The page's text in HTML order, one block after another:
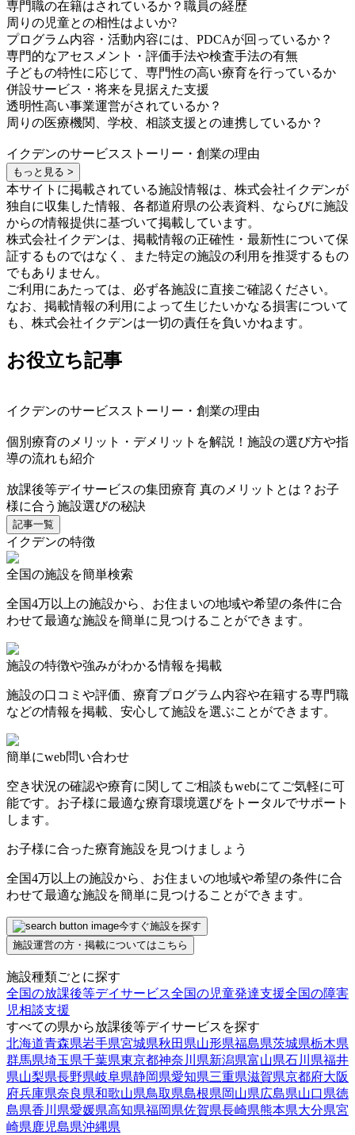
専門職の在籍はされているか？職員の経歴
周りの児童との相性はよいか?
プログラム内容・活動内容には、PDCAが回っているか？
専門的なアセスメント・評価手法や検査手法の有無
子どもの特性に応じて、専門性の高い療育を行っているか
併設サービス・将来を見据えた支援
透明性高い事業運営がされているか？
周りの医療機関、学校、相談支援との連携しているか？
イクデンのサービスストーリー・創業の理由
もっと見る >
本サイトに掲載されている施設情報は、株式会社イクデンが
独自に収集した情報、各都道府県の公表資料、ならびに施設
からの情報提供に基づいて掲載しています。
株式会社イクデンは、掲載情報の正確性・最新性について保
証するものではなく、また特定の施設の利用を推奨するもの
でもありません。
ご利用にあたっては、必ず各施設に直接ご確認ください。
なお、掲載情報の利用によって生じたいかなる損害について
も、株式会社イクデンは一切の責任を負いかねます。
お役立ち記事
イクデンのサービスストーリー・創業の理由
個別療育のメリット・デメリットを解説！施設の選び方や指
導の流れも紹介
放課後等デイサービスの集団療育 真のメリットとは？お子
様に合う施設選びの秘訣
記事一覧
イクデンの特徴
全国の施設を簡単検索
全国4万以上の施設から、お住まいの地域や希望の条件に合
わせて最適な施設を簡単に見つけることができます。
施設の特徴や強みがわかる情報を掲載
施設の口コミや評価、療育プログラム内容や在籍する専門職
などの情報を掲載、安心して施設を選ぶことができます。
簡単にweb問い合わせ
空き状況の確認や療育に関してご相談もwebにてご気軽に可
能です。お子様に最適な療育環境選びをトータルでサポート
します。
お子様に合った療育施設を見つけましょう
全国4万以上の施設から、お住まいの地域や希望の条件に合
わせて最適な施設を簡単に見つけることができます。
今すぐ施設を探す
施設運営の方・掲載についてはこちら
施設種類ごとに探す
全国の放課後等デイサービス全国の児童発達支援全国の障害
児相談支援
すべての県から放課後等デイサービスを探す
北海道青森県岩手県宮城県秋田県山形県福島県茨城県栃木県
群馬県埼玉県千葉県東京都神奈川県新潟県富山県石川県福井
県山梨県長野県岐阜県静岡県愛知県三重県滋賀県京都府大阪
府兵庫県奈良県和歌山県鳥取県島根県岡山県広島県山口県徳
島県香川県愛媛県高知県福岡県佐賀県長崎県熊本県大分県宮
崎県鹿児島県沖縄県